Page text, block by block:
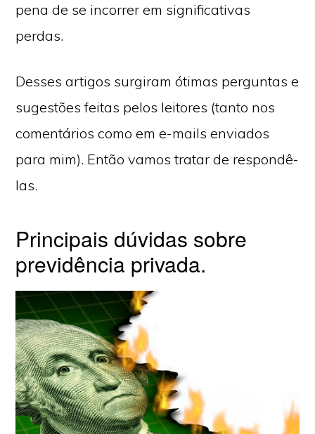
pena de se incorrer em significativas
perdas.
Desses artigos surgiram ótimas perguntas e
sugestões feitas pelos leitores (tanto nos
comentários como em e-mails enviados
para mim). Então vamos tratar de respondê-
las.
Principais dúvidas sobre
previdência privada.